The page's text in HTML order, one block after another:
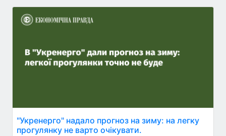
"Укренерго" надало прогноз на зиму: на легку
прогулянку не варто очікувати.